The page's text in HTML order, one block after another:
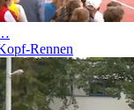
Rennen